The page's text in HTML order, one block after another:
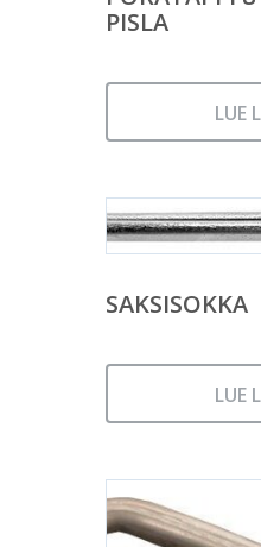
PISLA
LUE
SAKSISOKKA
LUE